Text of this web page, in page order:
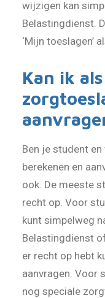
wijzigen kan
Belastingdienst.
‘Mijn toeslagen’
Kan ik
Ben je student
berekenen en
ook. De meeste
recht op. Voor
kunt simpelweg
Belastingdienst
er recht op hebt
aanvragen. Voor
nog speciale